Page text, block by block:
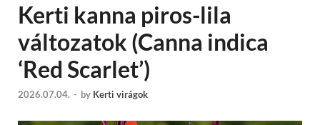
Kerti kanna piros-lila
változatok (Canna indica
‘Red Scarlet’)
2026.07.04. - by Kerti virágok